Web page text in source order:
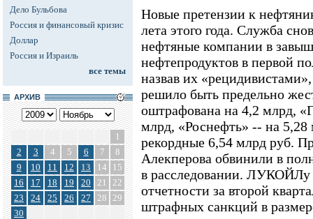
Дело Бульбова
Россия и финансовый кризис
Доллар
Россия и Израиль
все темы
АРХИВ
1
2
3 4 5 6 7
8
9
10 11 12 13 14
15
16
17 18 19 20 21
22
23
24 25 26 27 28 29
30
Новые претензии к
лета этого года. Служба
нефтяные компании в
нефтепродуктов в первой
назвав их
решило быть предельно
оштрафована на 4,2 млрд,
млрд, «Роснефть» -- на
рекордные 6,54 млрд руб.
Алекперова обвинили в
в расследовании. ЛУКОЙЛу
отчетности за второй
штрафных санкций в